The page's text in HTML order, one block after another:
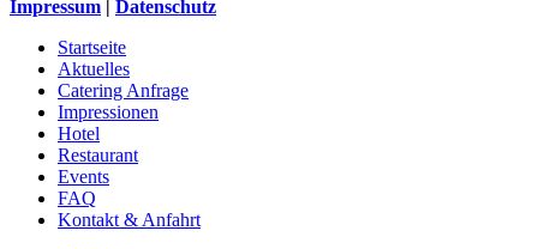
Impressum | Datenschutz
Startseite
Aktuelles
Catering Anfrage
Impressionen
Hotel
Restaurant
Events
FAQ
Kontakt & Anfahrt